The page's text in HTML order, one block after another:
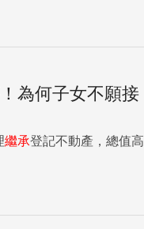
為何子女不願接
繼承登記不動產，總值高